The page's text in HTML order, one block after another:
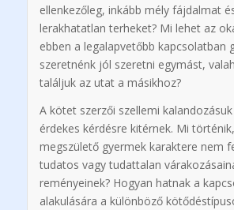
ellenkezőleg, inkább mély fájdalmat
lerakhatatlan terheket? Mi lehet az
ebben a legalapvetőbb kapcsolatban
szeretnénk jól szeretni egymást,
találjuk az utat a másikhoz?
A kötet szerzői szellemi
érdekes kérdésre kitérnek. Mi
megszülető gyermek karaktere nem
tudatos vagy tudattalan
reményeinek? Hogyan hatnak a
alakulására a különböző